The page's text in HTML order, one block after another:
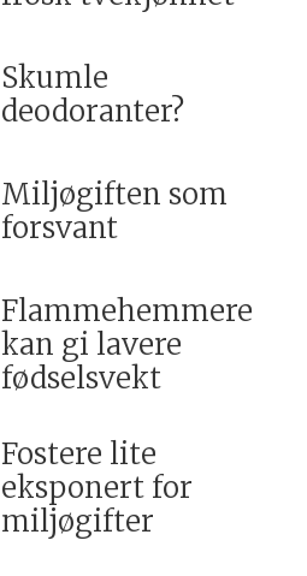
Skumle
deodoranter?
Miljøgiften som
forsvant
Flammehemmere
kan gi lavere
fødselsvekt
Fostere lite
eksponert for
miljøgifter